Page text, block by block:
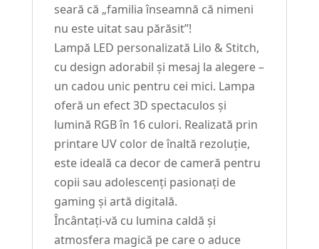
seară că „familia înseamnă că nimeni
nu este uitat sau părăsit”!
Lampă LED personalizată Lilo & Stitch,
cu design adorabil și mesaj la alegere –
un cadou unic pentru cei mici. Lampa
oferă un efect 3D spectaculos și
lumină RGB în 16 culori. Realizată prin
printare UV color de înaltă rezoluție,
este ideală ca decor de cameră pentru
copii sau adolescenți pasionați de
gaming și artă digitală.
Încântați-vă cu lumina caldă și
atmosfera magică pe care o aduce